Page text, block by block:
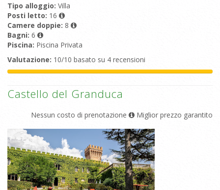
Tipo alloggio: Villa
Posti letto: 16
Camere doppie: 8
Bagni: 6
Piscina: Piscina Privata
Valutazione: 10/10 basato su 4 recensioni
Castello del Granduca
Nessun costo di prenotazione Miglior prezzo garantito